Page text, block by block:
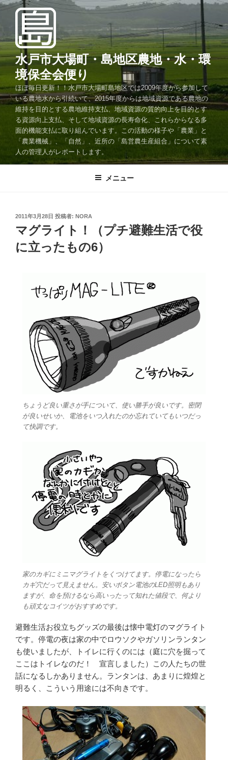
コ
ン
ツ
キ
ッ
水戸市大場町・島地区農地・水・環
境保全会便り
ほぼ毎日更新！！水戸市大場町島地区では2009年度から参加して
いる農地水から引続いて、2015年度からは地域資源である農地の
維持を目的とする農地維持支払、地域資源の質的向上を目的とす
る資源向上支払、そして地域資源の長寿命化、これらからなる多
面的機能支払に取り組んでいます。この活動の様子や「農業」と
「農業機械」、「自然」、近所の「島営農生産組合」について素
人の管理人がレポートします。
メニュー
投
日:
2011年3月28日 投稿者: NORA
マグライト！（プチ避難生活で役
に立ったもの6）
ちょうど良い重さが手について、使い勝手が良いです。密閉
が良いせいか、電池をいつ入れたのか忘れていてもいつだっ
て快調です。
家のカギにミニマグライトをくつけてます。停電になったら
カギ穴だって見えません。安いボタン電池のLED照明もあり
ますが、命を預けるなら高いったって知れた値段で、何より
も頑丈なコイツがおすすめです。
避難生活お役立ちグッズの最後は懐中電灯のマグライト
です。停電の夜は家の中でロウソクやガソリンランタン
も使いましたが、トイレに行くのには（庭に穴を掘って
ここはトイレなのだ！ 宣言しました）この人たちの世
話になるしかありません。ランタンは、あまりに煌煌と
明るく、こういう用途には不向きです。